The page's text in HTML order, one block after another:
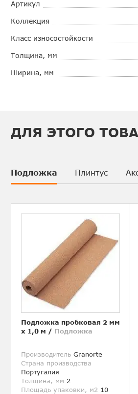
Артикул
Коллекция
Класс износостойкости
Толщина, мм
Ширина, мм
ДЛЯ ЭТОГО
Подложка Плинтус
Подложка пробковая 2 мм
х 1,0 м / Подложка
Производитель Granorte
Страна производства
Португалия
Толщина, мм 2
Площадь упаковки, м2 10